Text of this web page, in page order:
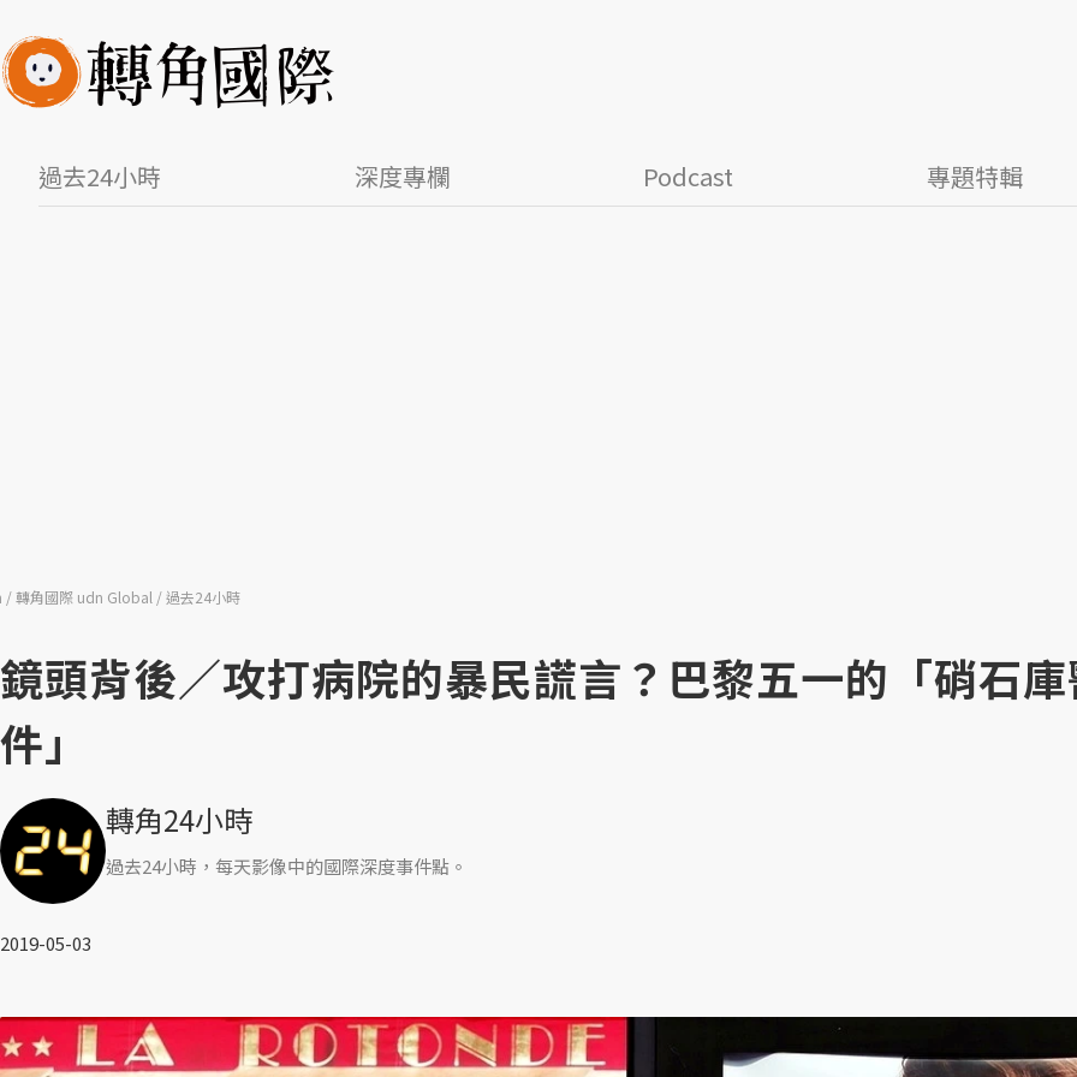
過去24小時 深度專欄 Podcast 專題特輯
轉角國際 udn Global 過去24小時
鏡頭背後／攻打病院的暴民謊言？巴黎五一的「硝石
件」
轉角24小時
過去24小時，每天影像中的國際深度事件點。
2019-05-03